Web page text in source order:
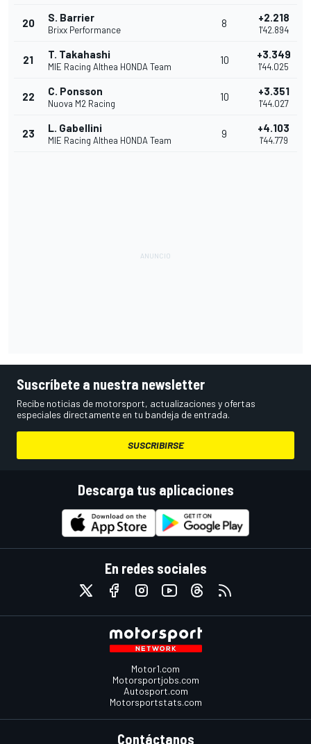
20 S. Barrier
Brixx Performance
8 +2.218
1'42.894
21 T. Takahashi
MIE Racing Althea HONDA Team
10 +3.349
1'44.025
22 C. Ponsson
Nuova M2 Racing
10 +3.351
1'44.027
23 L. Gabellini
MIE Racing Althea HONDA Team
9 +4.103
1'44.779
Suscríbete a nuestra newsletter
Recibe noticias de motorsport, actualizaciones y ofertas
especiales directamente en tu bandeja de entrada.
SUSCRIBIRSE
Descarga tus aplicaciones
En redes sociales
Motor1.com
Motorsportjobs.com
Autosport.com
Motorsportstats.com
Contáctanos